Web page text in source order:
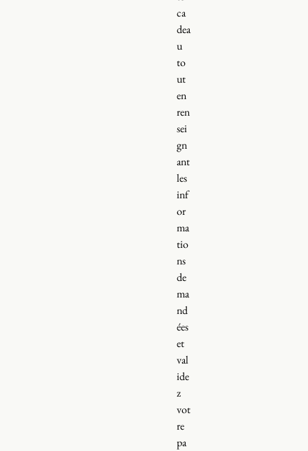
ca
dea
u
to
ut
en
ren
sei
gn
ant
les
inf
or
ma
tio
ns
de
ma
nd
ées
et
val
ide
z
vot
re
pa